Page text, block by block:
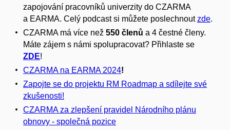
zapojování pracovníků univerzity do CZARMA
a EARMA. Celý podcast si můžete poslechnoutzde.
CZARMA má více než 550 členů a 4 čestné členy.
Máte zájem s námi spolupracovat? Přihlaste se
ZDE!
CZARMA na EARMA 2024!
Zapojte se do projektu RM Roadmap a sdílejte své
zkušenosti!
CZARMA za zlepšení pravidel Národního plánu
obnovy - společná pozice